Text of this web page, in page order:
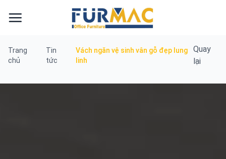
Trang
chủ
Tin
tức
Vách ngăn vệ sinh vân gỗ đẹp lung
linh
Quay
lại